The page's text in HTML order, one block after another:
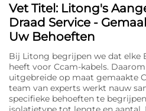
Vet Titel: Litong's
Draad Service -
Uw Behoeften
Bij Litong begrijpen we dat elke
heeft voor Ccam-kabels.
uitgebreide op maat gemaakte
team van experts werkt nauw
specifieke behoeften te